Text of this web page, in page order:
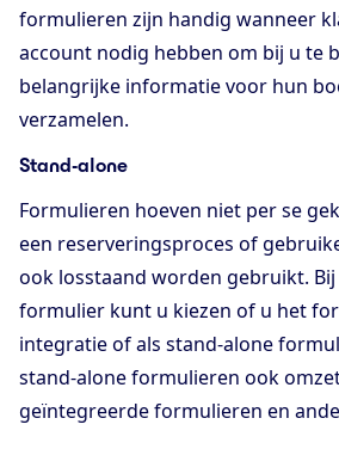
formulieren zijn handig wanneer
account nodig hebben om bij u te
belangrijke informatie voor hun
verzamelen.
Stand-alone
Formulieren hoeven niet per se
een reserveringsproces of
ook losstaand worden gebruikt.
formulier kunt u kiezen of u het
integratie of als stand-alone
stand-alone formulieren ook
geïntegreerde formulieren en